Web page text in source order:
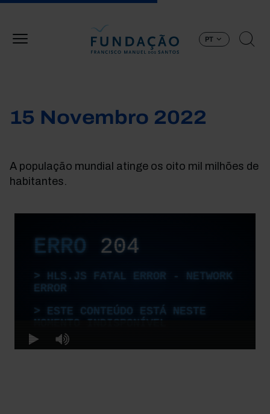
PT
15 Novembro 2022
A população mundial atinge os oito mil milhões de
habitantes.